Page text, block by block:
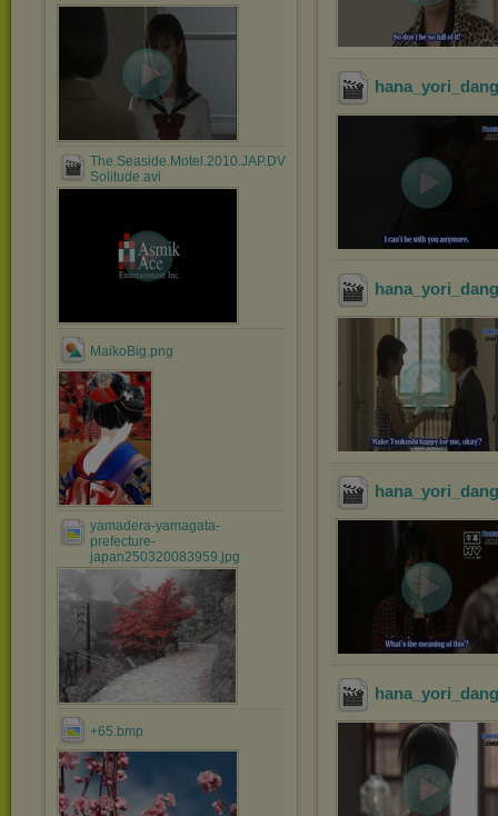
The.Seaside.Motel.2010.JAP.DVDRip.XviD-
Solitude.avi
MaikoBig.png
yamadera-yamagata-
prefecture-
japan250320083959.jpg
+65.bmp